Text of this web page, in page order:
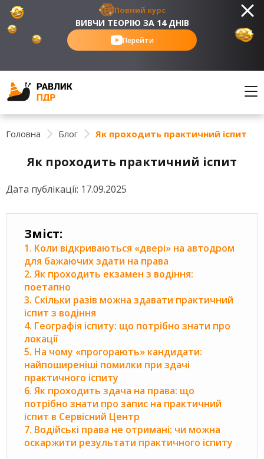
Повний курс
ВИВЧИ ТЕОРІЮ ЗА 14 ДНІВ
Перейти
Головна Блог Як проходить практичний іспит
Як проходить практичний іспит
Дата публікації: 17.09.2025
Зміст:
1. Коли відкриваються «двері» на автодром
для бажаючих здати на права
2. Як проходить екзамен з водіння:
поетапно
3. Скільки разів можна здавати практичний
іспит з водіння
4. Географія іспиту: що потрібно знати про
локації
5. На чому «прогорають» кандидати:
найпоширеніші помилки при здачі
практичного іспиту
6. Як проходить здача на права: що
потрібно знати про запис на практичний
іспит в Сервісний Центр
7. Водійські права не отримані: чи можна
оскаржити результати практичного іспиту